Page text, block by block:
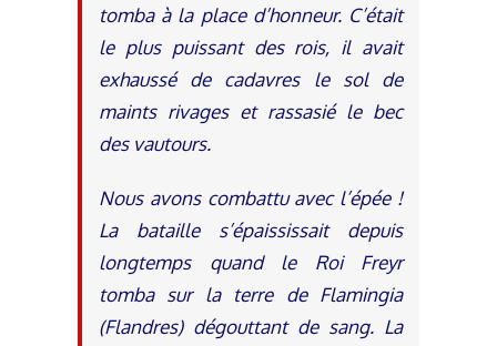
tomba à la place d’honneur. C’était
le plus puissant des rois, il avait
exhaussé de cadavres le sol de
maints rivages et rassasié le bec
des vautours.
Nous avons combattu avec l’épée !
La bataille s’épaississait depuis
longtemps quand le Roi Freyr
tomba sur la terre de Flamingia
(Flandres) dégouttant de sang. La